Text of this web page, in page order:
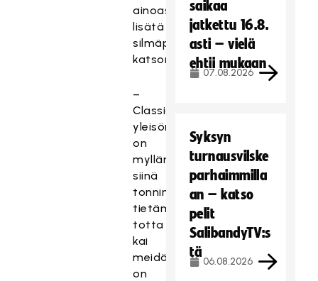
ainoastaan
lisätä
silmäpareja
katsomoon.
–
Classicin
yleisömäärä
on
myllännyt
siinä
tonnin
tietämillä,
totta
kai
meidän
on
saikaa
jatkettu 16.8.
asti – vielä
ehtii mukaan
07.08.2026
Syksyn
turnausvilske
parhaimmilla
an – katso
pelit
SalibandyTV:s
tä
06.08.2026